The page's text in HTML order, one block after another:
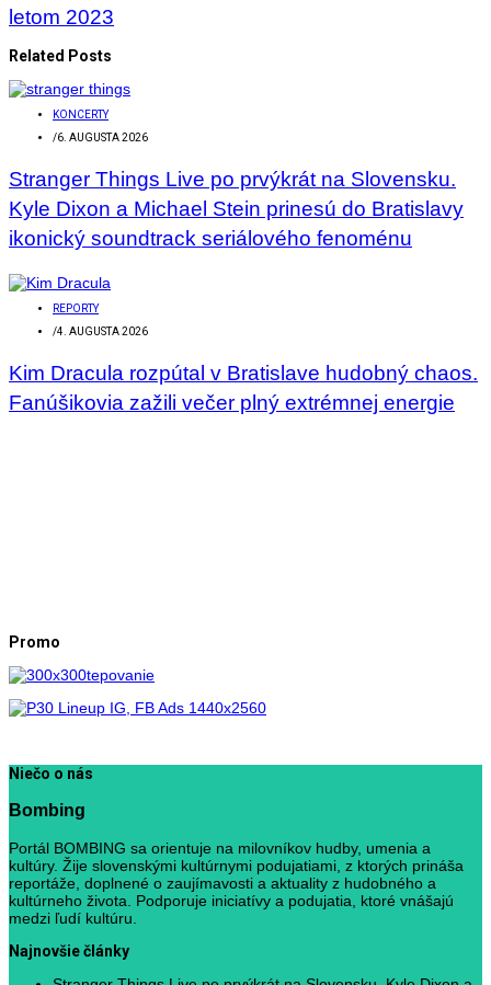
letom 2023
Related Posts
KONCERTY
/6. AUGUSTA 2026
Stranger Things Live po prvýkrát na Slovensku.
Kyle Dixon a Michael Stein prinesú do Bratislavy
ikonický soundtrack seriálového fenoménu
REPORTY
/4. AUGUSTA 2026
Kim Dracula rozpútal v Bratislave hudobný chaos.
Fanúšikovia zažili večer plný extrémnej energie
Promo
Niečo o nás
Bombing
Portál BOMBING sa orientuje na milovníkov hudby, umenia a
kultúry. Žije slovenskými kultúrnymi podujatiami, z ktorých prináša
reportáže, doplnené o zaujímavosti a aktuality z hudobného a
kultúrneho života. Podporuje iniciatívy a podujatia, ktoré vnášajú
medzi ľudí kultúru.
Najnovšie články